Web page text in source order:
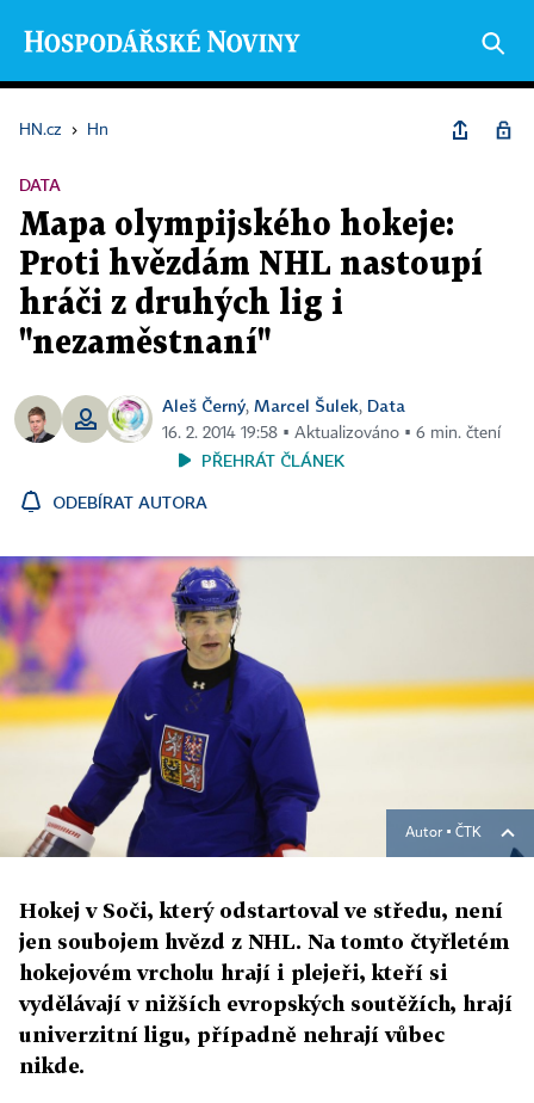
HN.cz › Hn
DATA
Mapa olympijského hokeje:
Proti hvězdám NHL nastoupí
hráči z druhých lig i
"nezaměstnaní"
Aleš Černý, Marcel Šulek, Data
16. 2. 2014 19:58 ▪ Aktualizováno ▪ 6 min. čtení
PŘEHRÁT ČLÁNEK
ODEBÍRAT AUTORA
Autor ▪ ČTK
Hokej v Soči, který odstartoval ve středu, není
jen soubojem hvězd z NHL. Na tomto čtyřletém
hokejovém vrcholu hrají i plejeři, kteří si
vydělávají v nižších evropských soutěžích, hrají
univerzitní ligu, případně nehrají vůbec
nikde.